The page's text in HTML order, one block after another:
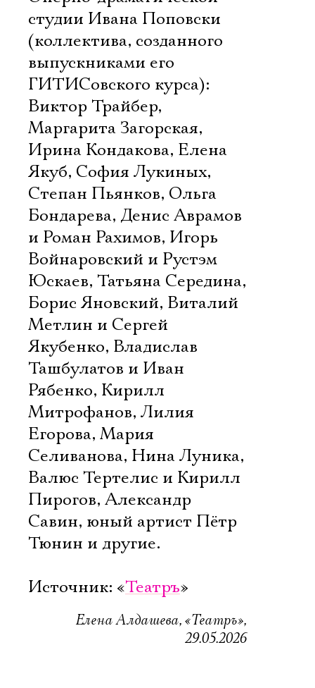
студии Ивана Поповски
(коллектива, созданного
выпускниками его
ГИТИСовского курса):
Виктор Трайбер,
Маргарита Загорская,
Ирина Кондакова, Елена
Якуб, София Лукиных,
Степан Пьянков, Ольга
Бондарева, Денис Аврамов
и Роман Рахимов, Игорь
Войнаровский и Рустэм
Юскаев, Татьяна Середина,
Борис Яновский, Виталий
Метлин и Сергей
Якубенко, Владислав
Ташбулатов и Иван
Рябенко, Кирилл
Митрофанов, Лилия
Егорова, Мария
Селиванова, Нина Луника,
Валюс Тертелис и Кирилл
Пирогов, Александр
Савин, юный артист Пётр
Тюнин и другие.
Источник: «Театръ»
Елена Алдашева, «Театръ»,
29.05.2026